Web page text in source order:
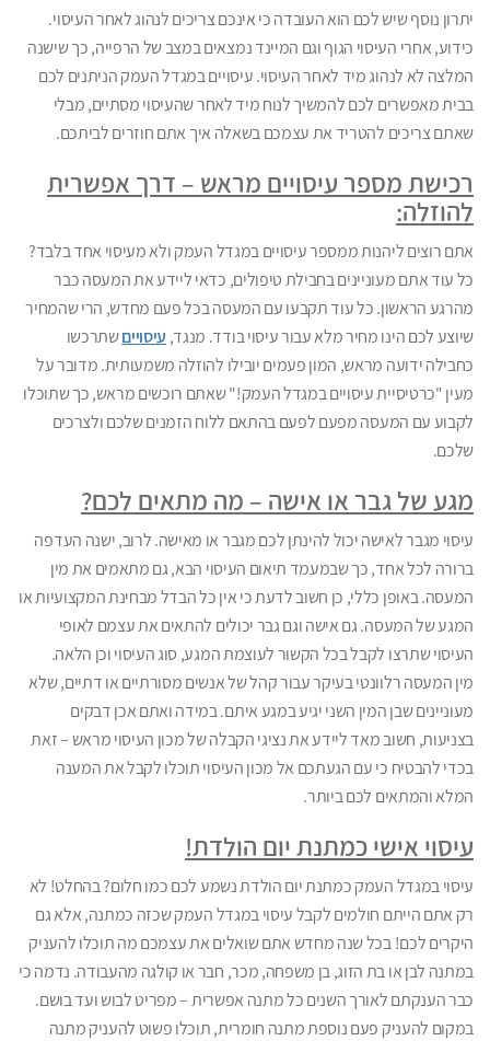
יתרון נוסף שיש לכם הוא העובדה כי אינכם צריכים לנהוג לאחר העיסוי.
כידוע, אחרי העיסוי הגוף וגם המיינד נמצאים במצב של הרפייה, כך שישנה
המלצה לא לנהוג מיד לאחר העיסוי. עיסויים במגדל העמק הניתנים לכם
בבית מאפשרים לכם להמשיך לנוח מיד לאחר שהעיסוי מסתיים, מבלי
שאתם צריכים להטריד את עצמכם בשאלה איך אתם חוזרים לביתכם.
רכישת מספר עיסויים מראש – דרך אפשרית
להוזלה:
אתם רוצים ליהנות ממספר עיסויים במגדל העמק ולא מעיסוי אחד בלבד?
כל עוד אתם מעוניינים בחבילת טיפולים, כדאי ליידע את המעסה כבר
מהרגע הראשון. כל עוד תקבעו עם המעסה בכל פעם מחדש, הרי שהמחיר
שיוצע לכם הינו מחיר מלא עבור עיסוי בודד. מנגד, עיסוייםשתרכשו
כחבילה ידועה מראש, המון פעמים יובילו להוזלה משמעותית. מדובר על
מעין "כרטיסיית עיסויים במגדל העמק!" שאתם רוכשים מראש, כך שתוכלו
לקבוע עם המעסה מפעם לפעם בהתאם ללוח הזמנים שלכם ולצרכים
שלכם.
מגע של גבר או אישה – מה מתאים לכם?
עיסוי מגבר לאישה יכול להינתן לכם מגבר או מאישה. לרוב, ישנה העדפה
ברורה לכל אחד, כך שבמעמד תיאום העיסוי הבא, גם מתאמים את מין
המעסה. באופן כללי, כן חשוב לדעת כי אין כל הבדל מבחינת המקצועיות או
המגע של המעסה. גם אישה וגם גבר יכולים להתאים את עצמם לאופי
העיסוי שתרצו לקבל בכל הקשור לעוצמת המגע, סוג העיסוי וכן הלאה.
מין המעסה רלוונטי בעיקר עבור קהל של אנשים מסורתיים או דתיים, שלא
מעוניינים שבן המין השני יגיע במגע איתם. במידה ואתם אכן דבקים
בצניעות, חשוב מאד ליידע את נציגי הקבלה של מכון העיסוי מראש – זאת
בכדי להבטיח כי עם הגעתכם אל מכון העיסוי תוכלו לקבל את המענה
המלא והמתאים לכם ביותר.
עיסוי אישי כמתנת יום הולדת!
עיסוי במגדל העמק כמתנת יום הולדת נשמע לכם כמו חלום? בהחלט! לא
רק אתם הייתם חולמים לקבל עיסוי במגדל העמק שכזה כמתנה, אלא גם
היקרים לכם! בכל שנה מחדש אתם שואלים את עצמכם מה תוכלו להעניק
במתנה לבן או בת הזוג, בן משפחה, מכר, חבר או קולגה מהעבודה. נדמה כי
כבר הענקתם לאורך השנים כל מתנה אפשרית – מפריט לבוש ועד בושם.
במקום להעניק פעם נוספת מתנה חומרית, תוכלו פשוט להעניק מתנה